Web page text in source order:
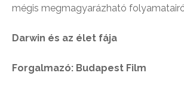
mégis megmagyarázható
Darwin és az élet fája
Forgalmazó: Budapest Film